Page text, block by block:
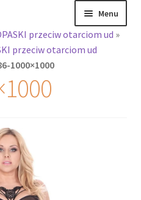
Menu
przeciw otarciom ud »
przeciw otarciom ud
1000×1000